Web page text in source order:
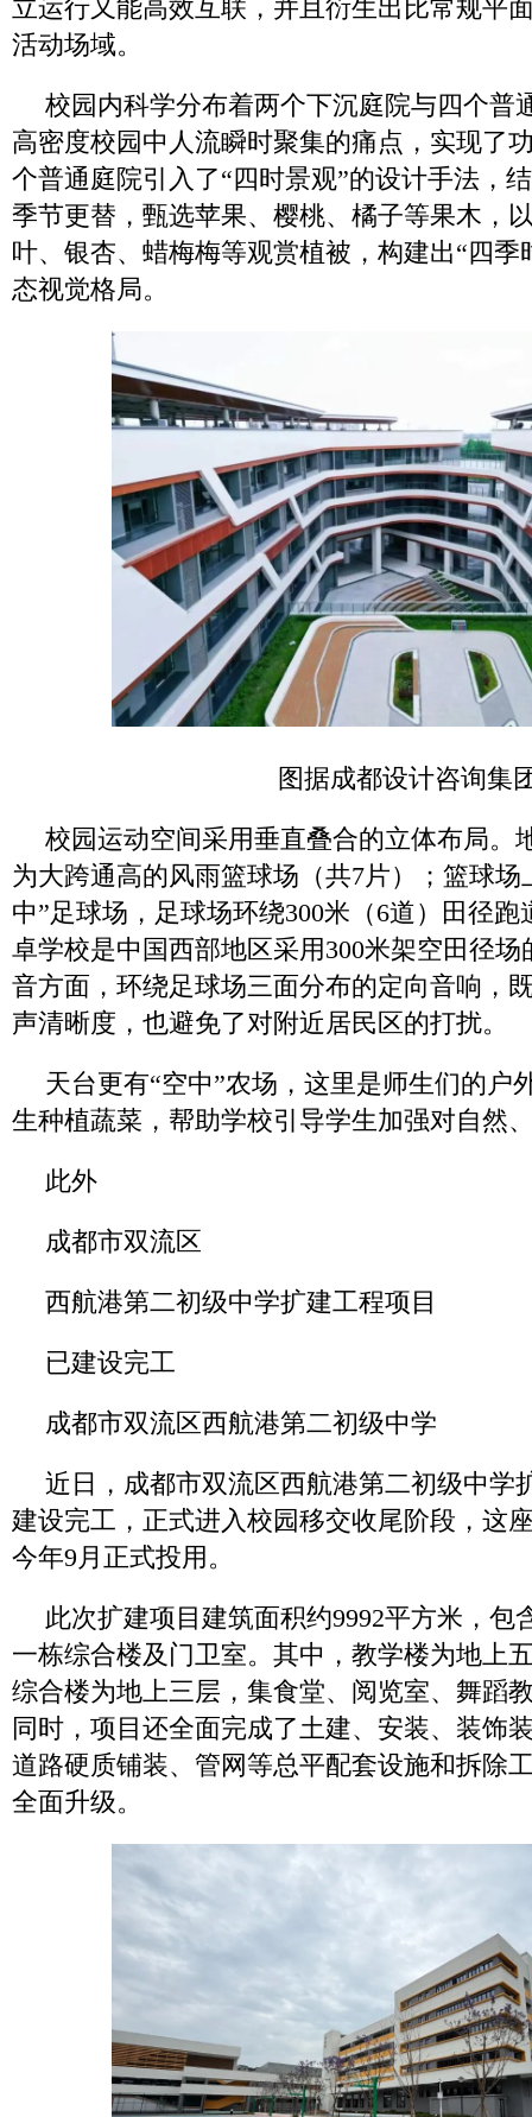
立运行又能高效互联，并且衍生出比常规平
活动场域。
校园内科学分布着两个下沉庭院与四个普
高密度校园中人流瞬时聚集的痛点，实现了
个普通庭院引入了“四时景观”的设计手法，
季节更替，甄选苹果、樱桃、橘子等果木，
叶、银杏、蜡梅梅等观赏植被，构建出“四季
态视觉格局。
图据成都设计咨询集
校园运动空间采用垂直叠合的立体布局。
为大跨通高的风雨篮球场（共7片）；篮球场
中”足球场，足球场环绕300米（6道）田径
卓学校是中国西部地区采用300米架空田径
音方面，环绕足球场三面分布的定向音响，
声清晰度，也避免了对附近居民区的打扰。
天台更有“空中”农场，这里是师生们的户
生种植蔬菜，帮助学校引导学生加强对自然
此外
成都市双流区
西航港第二初级中学扩建工程项目
已建设完工
成都市双流区西航港第二初级中学
近日，成都市双流区西航港第二初级中学
建设完工，正式进入校园移交收尾阶段，这
今年9月正式投用。
此次扩建项目建筑面积约9992平方米，包
一栋综合楼及门卫室。其中，教学楼为地上
综合楼为地上三层，集食堂、阅览室、舞蹈
同时，项目还全面完成了土建、安装、装饰
道路硬质铺装、管网等总平配套设施和拆除
全面升级。